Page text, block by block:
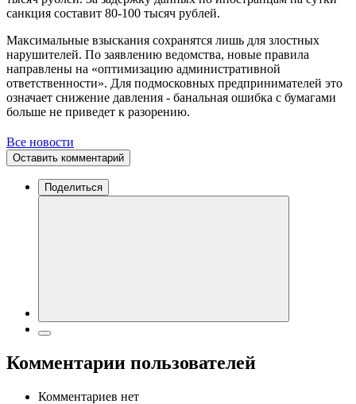
санкция составит 80-100 тысяч рублей.
Максимальные взыскания сохранятся лишь для злостных
нарушителей. По заявлению ведомства, новые правила
направлены на «оптимизацию административной
ответственности». Для подмосковных предпринимателей это
означает снижение давления - банальная ошибка с бумагами
больше не приведет к разорению.
Все новости
Оставить комментарий
Поделиться
Комментарии пользователей
Комментариев нет